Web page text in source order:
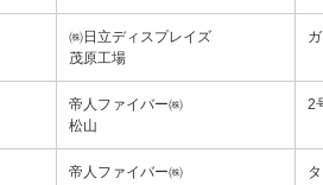
㈱日立ディスプレイズ
茂原工場
帝人ファイバー㈱
松山
2
帝人ファイバー㈱